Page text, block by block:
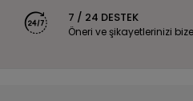
7 / 24 DESTEK
Öneri ve şikayetlerinizi